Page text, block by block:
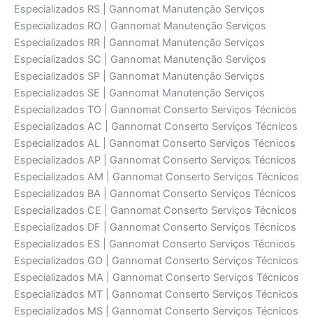
Especializados RS | Gannomat Manutenção Serviços
Especializados RO | Gannomat Manutenção Serviços
Especializados RR | Gannomat Manutenção Serviços
Especializados SC | Gannomat Manutenção Serviços
Especializados SP | Gannomat Manutenção Serviços
Especializados SE | Gannomat Manutenção Serviços
Especializados TO | Gannomat Conserto Serviços Técnicos
Especializados AC | Gannomat Conserto Serviços Técnicos
Especializados AL | Gannomat Conserto Serviços Técnicos
Especializados AP | Gannomat Conserto Serviços Técnicos
Especializados AM | Gannomat Conserto Serviços Técnicos
Especializados BA | Gannomat Conserto Serviços Técnicos
Especializados CE | Gannomat Conserto Serviços Técnicos
Especializados DF | Gannomat Conserto Serviços Técnicos
Especializados ES | Gannomat Conserto Serviços Técnicos
Especializados GO | Gannomat Conserto Serviços Técnicos
Especializados MA | Gannomat Conserto Serviços Técnicos
Especializados MT | Gannomat Conserto Serviços Técnicos
Especializados MS | Gannomat Conserto Serviços Técnicos